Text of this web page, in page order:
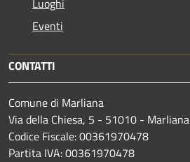
Eventi
CONTATTI
Comune di Marliana
Via della Chiesa, 5 - 51010 - Marliana
Codice Fiscale: 00361970478
Partita IVA: 00361970478